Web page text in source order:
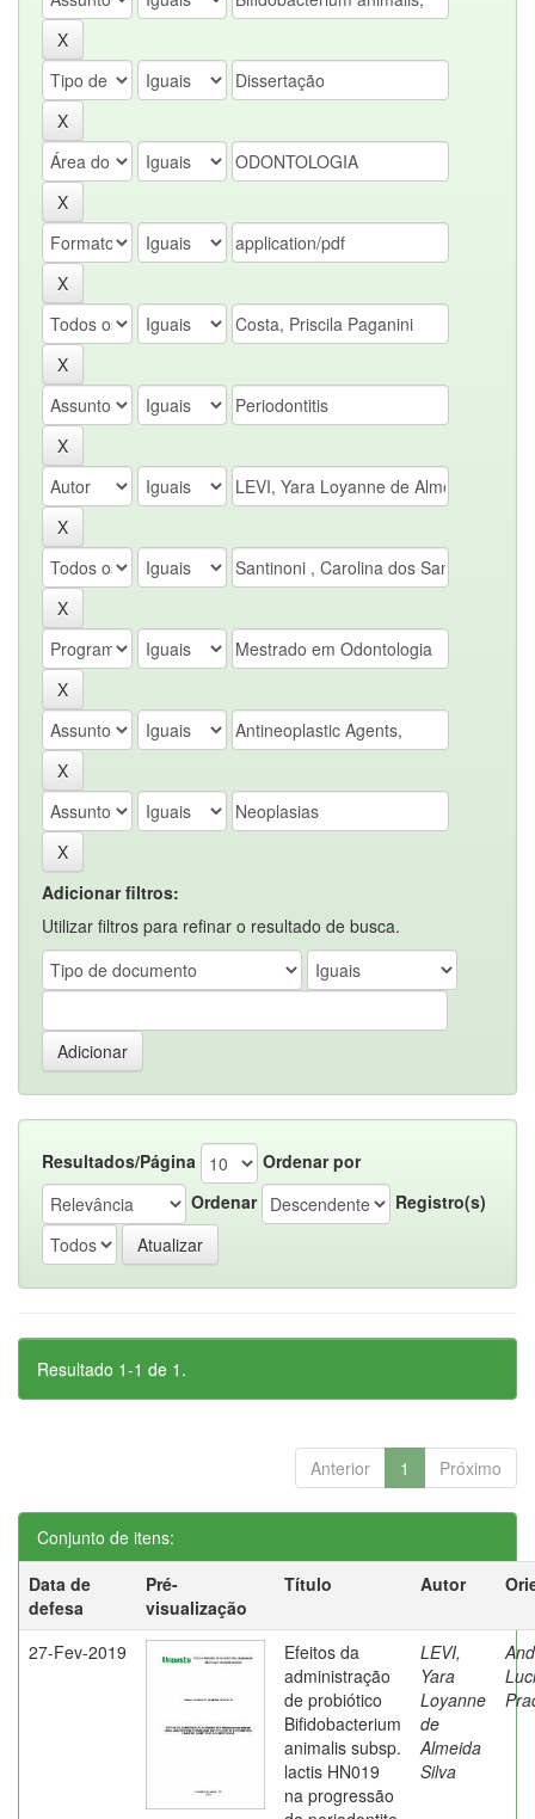
Adicionar filtros:
Utilizar filtros para refinar o resultado de busca.
Resultados/Página
Ordenar por
Ordenar
Registro(s)
Resultado 1-1 de 1.
Anterior 1 Próximo
Conjunto de itens:
Data de
defesa
Pré-
visualização
Título Autor
27-Fev-2019
Efeitos da
administração
de probiótico
Bifidobacterium
animalis subsp.
lactis HN019
na progressão
LEVI,
Yara
Loyanne
de
Almeida
Silva